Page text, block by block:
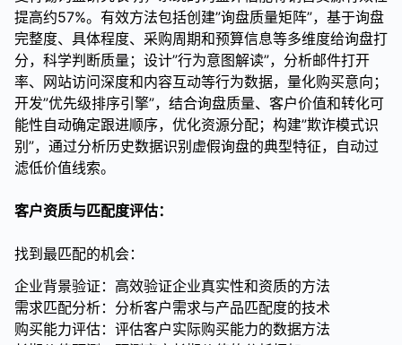
提高约57%。有效方法包括创建”询盘质量矩阵”，基于询盘
完整度、具体程度、采购周期和预算信息等多维度给询盘打
分，科学判断质量；设计”行为意图解读”，分析邮件打开
率、网站访问深度和内容互动等行为数据，量化购买意向；
开发”优先级排序引擎”，结合询盘质量、客户价值和转化可
能性自动确定跟进顺序，优化资源分配；构建”欺诈模式识
别”，通过分析历史数据识别虚假询盘的典型特征，自动过
滤低价值线索。
客户资质与匹配度评估：
找到最匹配的机会：
企业背景验证：高效验证企业真实性和资质的方法
需求匹配分析：分析客户需求与产品匹配度的技术
购买能力评估：评估客户实际购买能力的数据方法